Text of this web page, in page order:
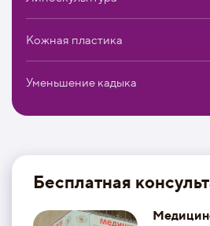
Кожная пластика
Уменьшение кадыка
Бесплатная